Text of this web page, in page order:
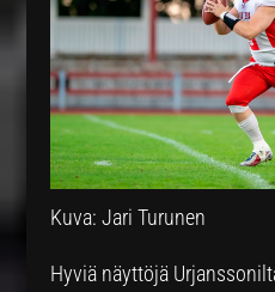
Kuva: Jari Turunen
Hyviä näyttöjä